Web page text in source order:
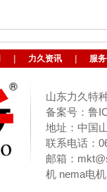
力久资讯 服
山东力久
备案号：鲁
地址：中国
联系电话：
邮箱：
机 nema电机